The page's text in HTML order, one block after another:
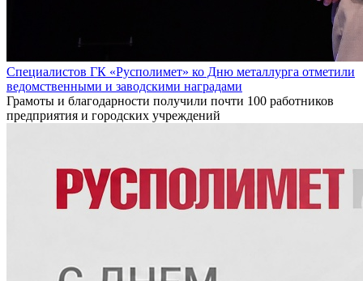
Специалистов ГК «Русполимет» ко Дню металлурга отметили
ведомственными и заводскими наградами
Грамоты и благодарности получили почти 100 работников
предприятия и городских учреждений